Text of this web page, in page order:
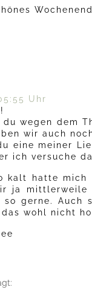
Uhr
wegen dem
wir auch
eine meiner
ich versuche
kalt hatte
ja mittlerweile
gerne. Auch
wohl nicht